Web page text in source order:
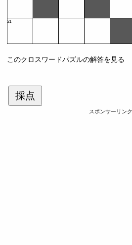
21
このクロスワードパズルの解答を見る
採点
スポンサーリンク